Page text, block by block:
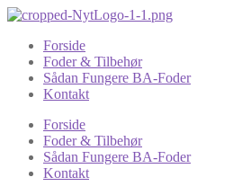
Forside
Foder & Tilbehør
Sådan Fungere BA-Foder
Kontakt
Forside
Foder & Tilbehør
Sådan Fungere BA-Foder
Kontakt